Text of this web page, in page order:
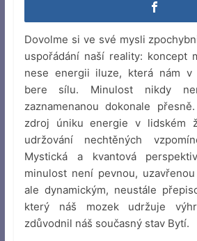
Dovolme si ve své mysli
uspořádání naší reality: koncept
nese energii iluze, která nám v
bere sílu. Minulost nikdy
zaznamenanou dokonale
zdroj úniku energie v lidském
udržování nechtěných
Mystická a kvantová
minulost není pevnou, uzavřenou
ale dynamickým, neustále
který náš mozek udržuje
zdůvodnil náš současný stav Bytí.